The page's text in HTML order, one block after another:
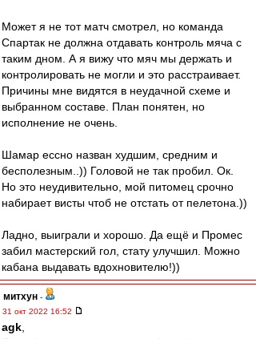
Может я не тот матч смотрел, но команда
Спартак не должна отдавать контроль мяча с
таким дном. А я вижу что мяч мы держать и
контролировать не могли и это расстраивает.
Причины мне видятся в неудачной схеме и
выбранном составе. План понятен, но
исполнение не очень.
Шамар ессно назван худшим, средним и
бесполезным..)) Головой не так пробил. Ок.
Но это неудивительно, мой питомец срочно
набирает висты чтоб не отстать от пелетона.))
Ладно, выиграли и хорошо. Да ещё и Промес
забил мастерский гол, стату улучшил. Можно
кабана выдавать вдохновителю!))
митхун -
31 окт 2022 16:52
agk